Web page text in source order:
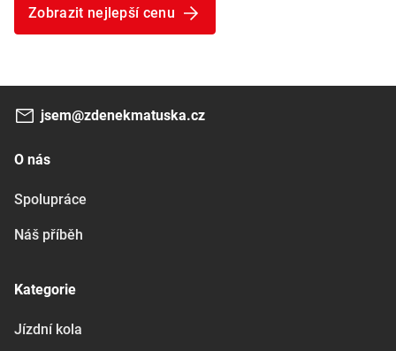
Zobrazit nejlepší cenu
jsem@zdenekmatuska.cz
O nás
Spolupráce
Náš příběh
Kategorie
Jízdní kola